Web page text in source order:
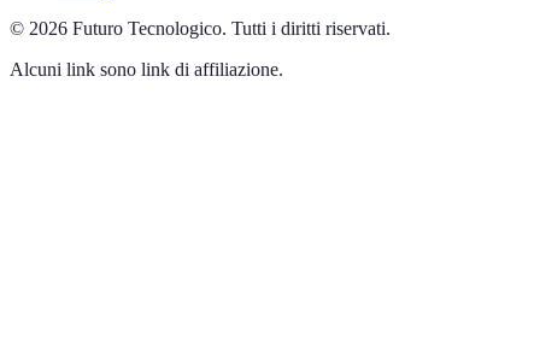
© 2026 Futuro Tecnologico. Tutti i diritti riservati.
Alcuni link sono link di affiliazione.